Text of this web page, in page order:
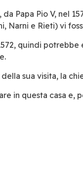
Papa Pio V, nel
Narni e Rieti) vi
quindi
sua visita, la
in questa casa e,